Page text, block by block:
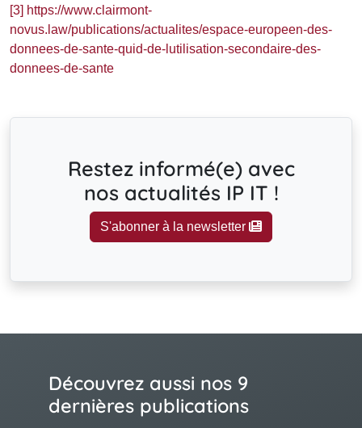
[3] https://www.clairmont-
novus.law/publications/actualites/espace-europeen-des-
donnees-de-sante-quid-de-lutilisation-secondaire-des-
donnees-de-sante
Restez informé(e) avec
nos actualités IP IT !
S'abonner à la newsletter
Découvrez aussi nos 9
dernières publications